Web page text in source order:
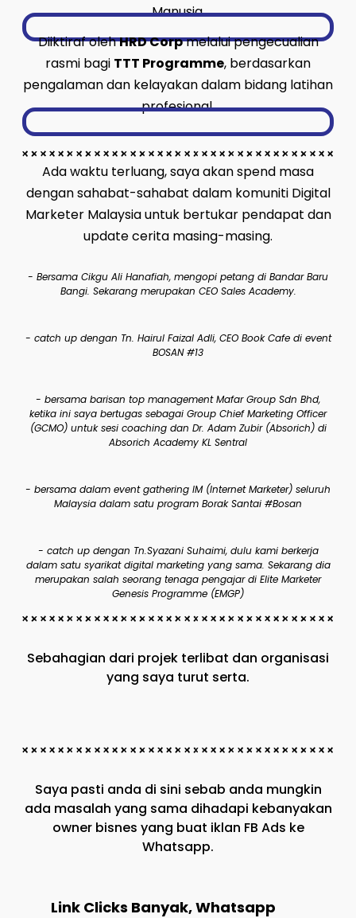
Manusia.
Diiktiraf olehHRD Corpmelalui pengecualian
rasmi bagi TTT Programme, berdasarkan
pengalaman dan kelayakan dalam bidang latihan
profesional.
Ada waktu terluang, saya akan spend masa
dengan sahabat-sahabat dalam komuniti Digital
Marketer Malaysia untuk bertukar pendapat dan
update cerita masing-masing.
- Bersama Cikgu Ali Hanafiah, mengopi petang di Bandar Baru
Bangi. Sekarang merupakan CEO Sales Academy.
- catch up dengan Tn. Hairul Faizal Adli, CEO Book Cafe di event
BOSAN #13
- bersama barisan top management Mafar Group Sdn Bhd,
ketika ini saya bertugas sebagai Group Chief Marketing Officer
(GCMO) untuk sesi coaching dan Dr. Adam Zubir (Absorich) di
Absorich Academy KL Sentral
- bersama dalam event gathering IM (Internet Marketer) seluruh
Malaysia dalam satu program Borak Santai #Bosan
- catch up dengan Tn.Syazani Suhaimi, dulu kami berkerja
dalam satu syarikat digital marketing yang sama. Sekarang dia
merupakan salah seorang tenaga pengajar di Elite Marketer
Genesis Programme (EMGP)
Sebahagian dari projek terlibat dan organisasi
yang saya turut serta.
Saya pasti anda di sini sebab anda mungkin
ada masalah yang sama dihadapi kebanyakan
owner bisnes yang buat iklan FB Ads ke
Whatsapp.
Link Clicks Banyak, Whatsapp